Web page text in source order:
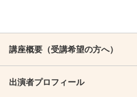
講座概要（受講希望の方へ）
出演者プロフィール